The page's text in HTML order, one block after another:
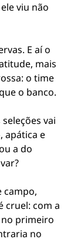
viu não
E aí o
mais
o time
o banco.
vai
apática e
a do
campo,
cruel: com a
no primeiro
no